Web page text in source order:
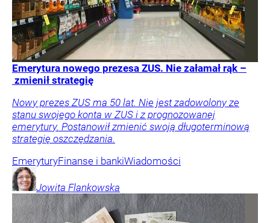
Emerytura nowego prezesa ZUS. Nie załamał rąk –
zmienił strategię
Nowy prezes ZUS ma 50 lat. Nie jest zadowolony ze
stanu swojego konta w ZUS i z prognozowanej
emerytury. Postanowił zmienić swoją długoterminową
strategię oszczędzania.
EmeryturyFinanse i bankiWiadomości
Jowita Flankowska